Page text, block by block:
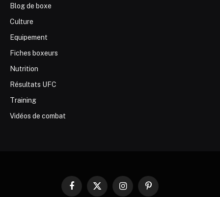
Blog de boxe
Culture
Equipement
Fiches boxeurs
Nutrition
Résultats UFC
Training
Vidéos de combat
Facebook
X
InstagramPinterest